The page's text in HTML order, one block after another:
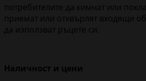
потребителите да кимнат или
приемат или отхвърлят входящи
да използват ръцете си.
Наличност и цени